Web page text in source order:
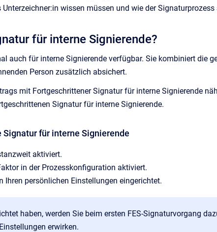
wissen müssen und wie der
für interne Signierende?
auch für interne Signierende verfügbar. Sie kombiniert die
Person zusätzlich absichert.
mit Fortgeschrittener Signatur für interne Signierende
Signatur für interne Signierende.
für interne Signierende
aktiviert.
in der Prozesskonfiguration aktiviert.
Ihren persönlichen Einstellungen eingerichtet.
haben, werden Sie beim ersten FES-Signaturvorgang
erwirken.